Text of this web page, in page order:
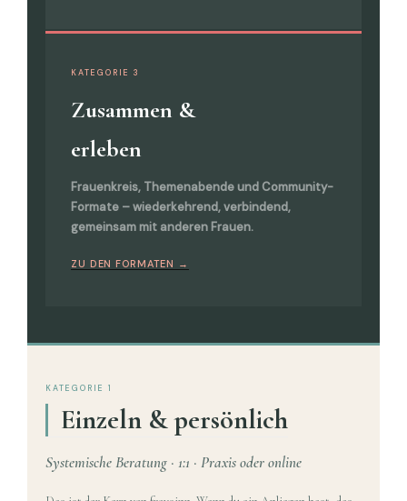
KATEGORIE 3
Zusammen &
erleben
Frauenkreis, Themenabende und Community-
Formate – wiederkehrend, verbindend,
gemeinsam mit anderen Frauen.
ZU DEN FORMATEN →
KATEGORIE 1
Einzeln & persönlich
Systemische Beratung · 1:1 · Praxis oder online